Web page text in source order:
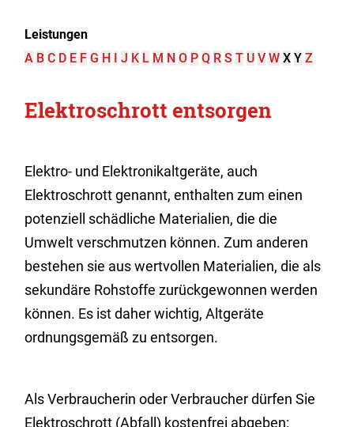
Leistungen
A B C D E F G H I J K L M N O P Q R S T U V W X Y Z
Elektroschrott entsorgen
Elektro- und Elektronikaltgeräte, auch
Elektroschrott genannt, enthalten zum einen
potenziell schädliche Materialien, die die
Umwelt verschmutzen können. Zum anderen
bestehen sie aus wertvollen Materialien, die als
sekundäre Rohstoffe zurückgewonnen werden
können. Es ist daher wichtig, Altgeräte
ordnungsgemäß zu entsorgen.
Als Verbraucherin oder Verbraucher dürfen Sie
Elektroschrott (Abfall) kostenfrei abgeben: